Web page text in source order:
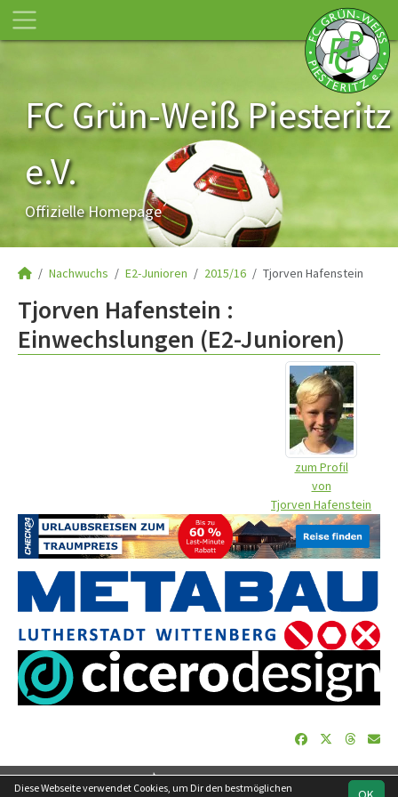
FC Grün-Weiß Piesteritz
e.V.
Offizielle Homepage
Nachwuchs E2-Junioren 2015/16 Tjorven Hafenstein
Tjorven Hafenstein :
Einwechslungen (E2-Junioren)
zum Profil
von
Tjorven Hafenstein
soccero.de
Diese Webseite verwendet Cookies, um Dir den bestmöglichen